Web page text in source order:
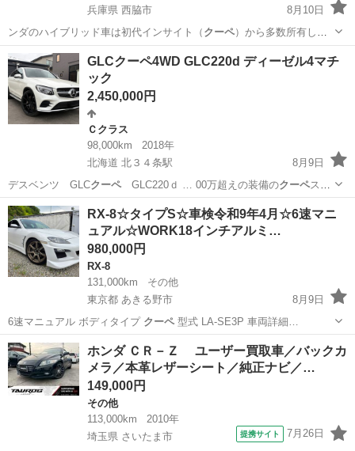
兵庫県 西脇市
8月10日
ンダのハイブリッド車は初代インサイト（ クーペ）から多数所有して
乗っておりますが信頼…
西脇市 インサイト
GLCクーペ4WD GLC220d ディーゼル4マチ
ック
2,450,000円
Ｃクラス
98,000km
2018年
北海道 北３４条駅
8月9日
デスベンツ GLCクーペGLC220ｄ … 00万超えの装備のクーペスポ
ーツがキマって…
北海道 札幌市 北３４条駅 Ｃクラス GLC
RX-8☆タイプS☆車検令和9年4月☆6速マニ
ュアル☆WORK18インチアルミ…
980,000円
RX-8
131,000km
その他
東京都 あきる野市
8月9日
6速マニュアル ボディタイプ クーペ型式 LA-SE3P 車両詳細…
東京 あきる野市
ホンダ ＣＲ－Ｚ ユーザー買取車／バックカ
メラ／本革レザーシート／純正ナビ／…
149,000円
その他
113,000km
2010年
埼玉県 さいたま市
提携サイト 7月26日